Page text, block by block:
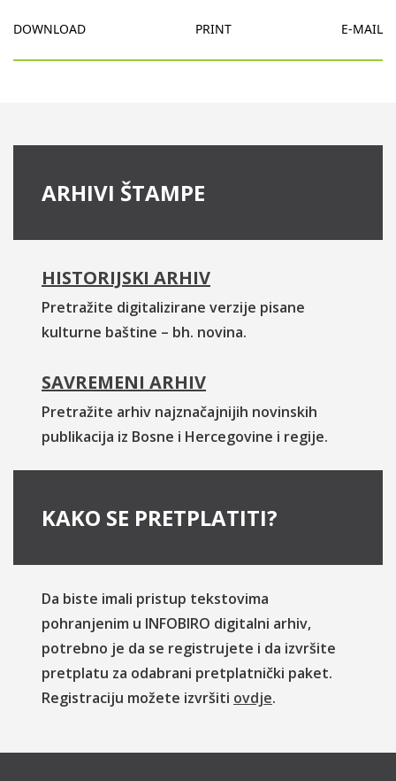
DOWNLOAD PRINT E-MAIL
ARHIVI ŠTAMPE
HISTORIJSKI ARHIV
Pretražite digitalizirane verzije pisane
kulturne baštine – bh. novina.
SAVREMENI ARHIV
Pretražite arhiv najznačajnijih novinskih
publikacija iz Bosne i Hercegovine i regije.
KAKO SE PRETPLATITI?
Da biste imali pristup tekstovima
pohranjenim u INFOBIRO digitalni arhiv,
potrebno je da se registrujete i da izvršite
pretplatu za odabrani pretplatnički paket.
Registraciju možete izvršiti ovdje.